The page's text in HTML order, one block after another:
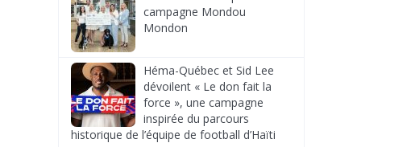
campagne Mondou
Mondon
Héma-Québec et Sid Lee
dévoilent « Le don fait la
force », une campagne
inspirée du parcours
historique de l’équipe de football d’Haïti